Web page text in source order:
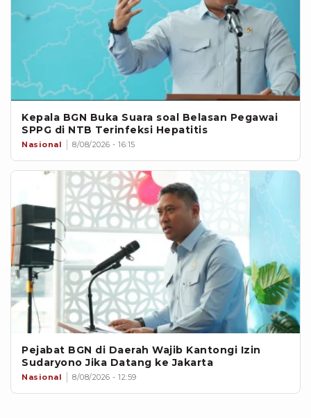
Kepala BGN Buka Suara soal Belasan Pegawai
SPPG di NTB Terinfeksi Hepatitis
Nasional 8/08/2026 - 16:15
Pejabat BGN di Daerah Wajib Kantongi Izin
Sudaryono Jika Datang ke Jakarta
Nasional 8/08/2026 - 12:59